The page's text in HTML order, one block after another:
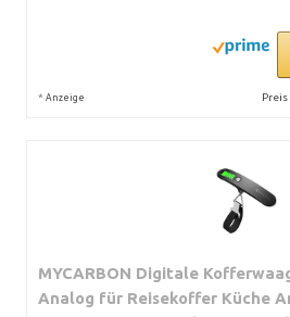
* Anzeige Preis
MYCARBON Digitale
Analog für Reisekoffer Küche